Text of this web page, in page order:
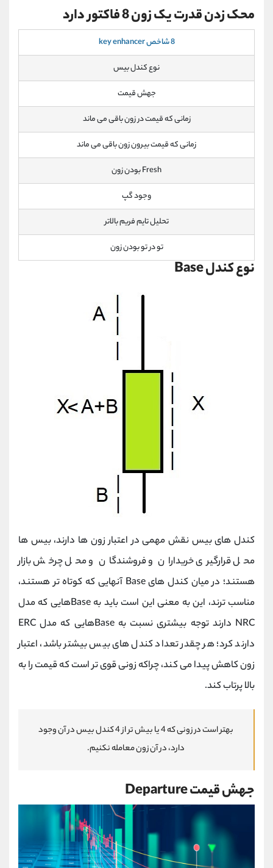
محک زدن قدرت یک زون 8 فاکتور دارد
8 شاخص key enhancer
نوع کندل بیس
جهش قیمت
زمانی که قیمت در زون باقی می ماند
زمانی که قیمت بیرون زون باقی می ماند
Fresh بودن زون
وجود گپ
تحلیل تایم فریم بالاتر
تو در تو بودن زون
نوع کندل Base
کندل های بیس نقش مهمی در اعتبار زون ها دارند، بیس ها
محل قرارگیری خریداران و فروشندگان و محل چرخش بازار
هستند؛ در میان کندل های Base آنهایی که کوتاه تر هستند،
مناسب ترند، این به معنی این است باید به Baseهایی که مدل
NRC دارند توجه بیشتری نسبت به Baseهایی که مدل ERC
دارند کرد؛ هر چقدر تعداد کندل های بیس بیشتر باشد، اعتبار
زون کاهش پیدا می کند، چراکه زونی قوی تر است که قیمت را به
بالا پرتاب کند.
بهتر است در زونی که 4 یا بیش تر از 4 کندل بیس در آن وجود
دارد، در آن زون معامله نکنیم.
جهش قیمت Departure